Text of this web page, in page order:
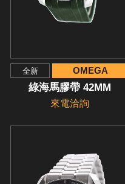
全新 OMEGA
綠海馬膠帶 42MM
來電洽詢